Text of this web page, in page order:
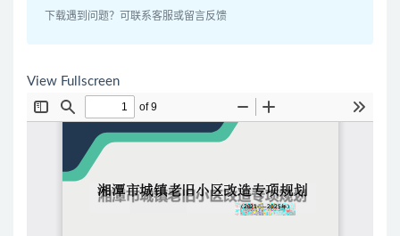
下载遇到问题？可联系客服或留言反馈
View Fullscreen